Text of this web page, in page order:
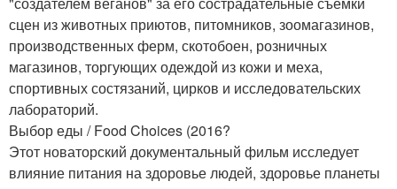
сцен из животных приютов, питомников, зоомагазинов,
производственных ферм, скотобоен, розничных
магазинов, торгующих одеждой из кожи и меха,
спортивных состязаний, цирков и исследовательских
лабораторий.
Выбор еды / Food Choices (2016?
Этот новаторский документальный фильм исследует
влияние питания на здоровье людей, здоровье планеты